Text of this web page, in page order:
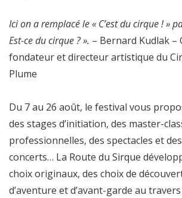
Ici on a remplacé le « C’est du cirque ! »
Est-ce du cirque ? ». – Bernard Kudlak –
fondateur et directeur artistique du
Plume
Du 7 au 26 août, le festival vous
des stages d’initiation, des master-
professionnelles, des spectacles et des
concerts… La Route du Sirque
choix originaux, des choix de
d’aventure et d’avant-garde au